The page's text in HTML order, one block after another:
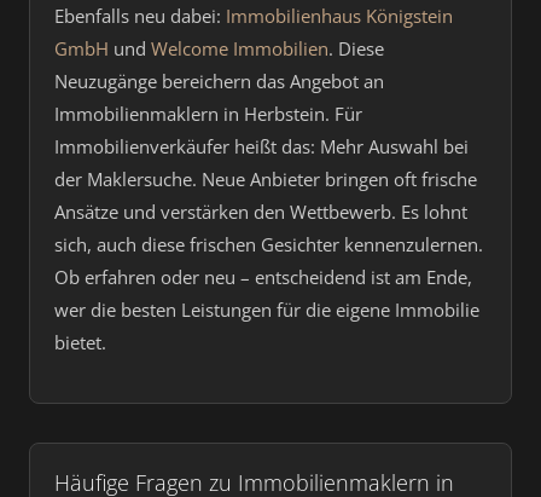
Ebenfalls neu dabei: Immobilienhaus Königstein
GmbH und Welcome Immobilien. Diese
Neuzugänge bereichern das Angebot an
Immobilienmaklern in Herbstein. Für
Immobilienverkäufer heißt das: Mehr Auswahl bei
der Maklersuche. Neue Anbieter bringen oft frische
Ansätze und verstärken den Wettbewerb. Es lohnt
sich, auch diese frischen Gesichter kennenzulernen.
Ob erfahren oder neu – entscheidend ist am Ende,
wer die besten Leistungen für die eigene Immobilie
bietet.
Häufige Fragen zu Immobilienmaklern in